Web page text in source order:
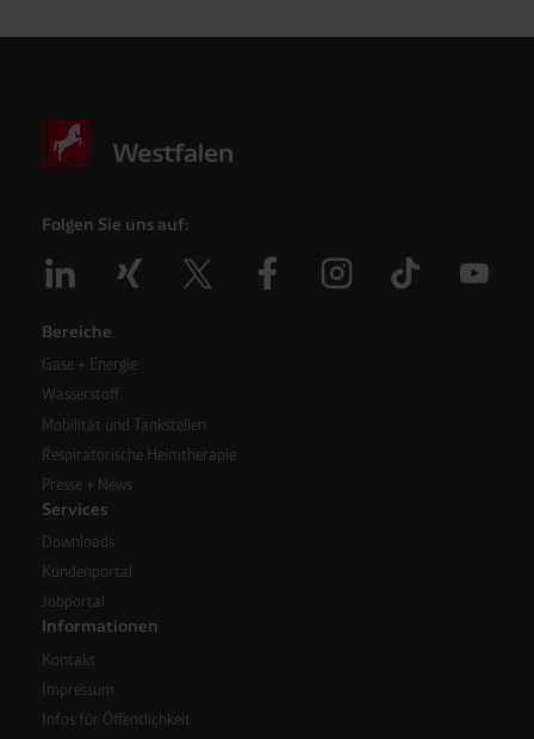
Folgen Sie uns auf:
Bereiche
Gase + Energie
Wasserstoff
Mobilität und Tankstellen
Respiratorische Heimtherapie
Presse + News
Services
Downloads
Kundenportal
Jobportal
Informationen
Kontakt
Impressum
Infos für Öffentlichkeit